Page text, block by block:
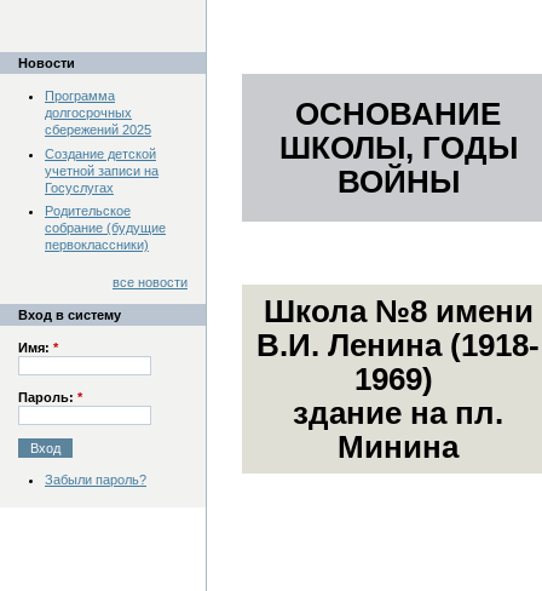
ОСНОВАНИЕ
ШКОЛЫ, ГОДЫ
ВОЙНЫ
Школа №8 имени
В.И. Ленина (1918-
1969)
здание на пл.
Минина
Новости
Программа
долгосрочных
сбережений 2025
Создание детской
учетной записи на
Госуслугах
Родительское
собрание (будущие
первоклассники)
все новости
Вход в систему
Имя: *
Пароль: *
Забыли пароль?